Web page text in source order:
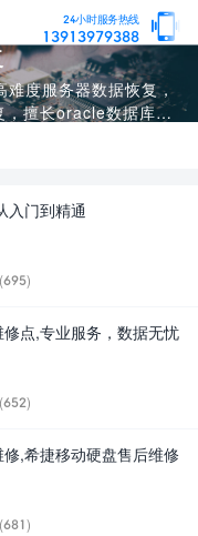
24小时服务热线
13913979388
难度服务器数据恢复，
，擅长oracle数据库修
库修复，ibm，dell，
入门到精通
点,专业服务，数据无忧
,希捷移动硬盘售后维修